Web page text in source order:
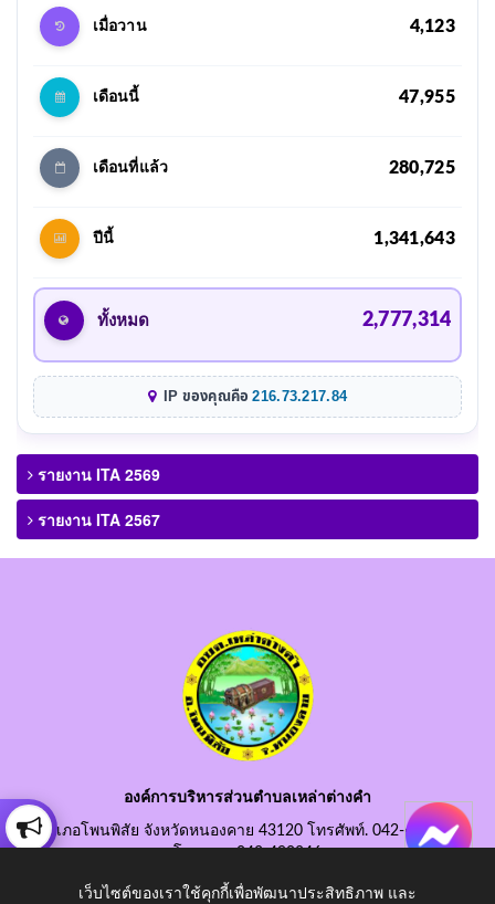
เมื่อวาน 4,123
เดือนนี้ 47,955
เดือนที่แล้ว 280,725
ปีนี้ 1,341,643
ทั้งหมด 2,777,314
IP ของคุณคือ216.73.217.84
รายงาน ITA 2569
รายงาน ITA 2567
องค์การบริหารส่วนตำบลเหล่าต่างคำ
อำเภอโพนพิสัย จังหวัดหนองคาย 43120 โทรศัพท์. 042-490845
โทรสาร. 042-490846
อีเมลกลาง. saraban@laotangkham.go.th
เว็บไซต์ของเราใช้คุกกี้เพื่อพัฒนาประสิทธิภาพ และ